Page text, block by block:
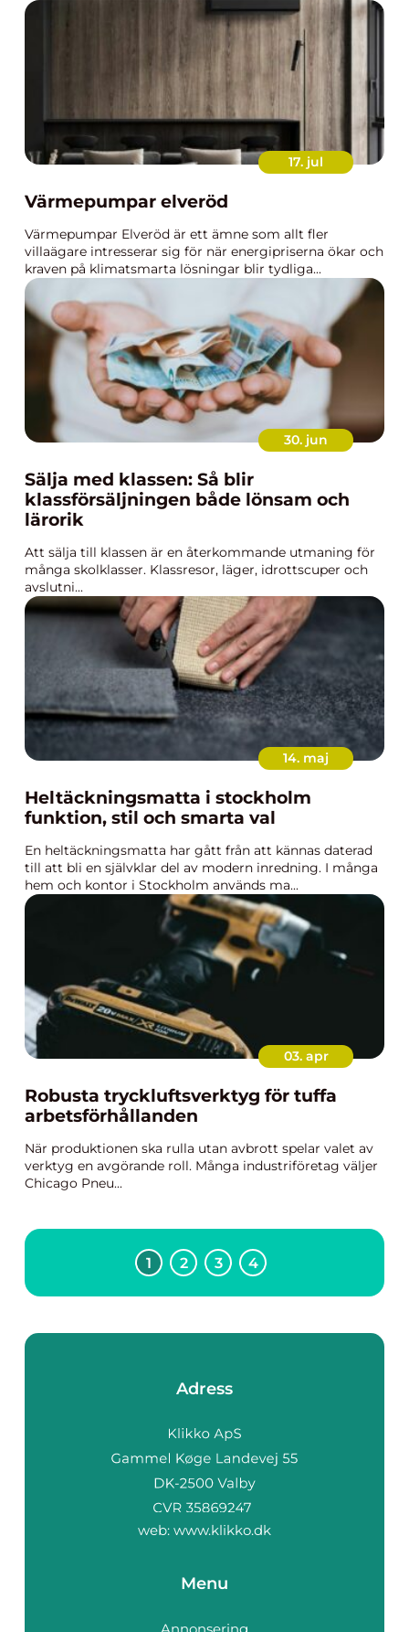
17. jul
Värmepumpar elveröd
Värmepumpar Elveröd är ett ämne som allt fler
villaägare intresserar sig för när energipriserna ökar och
kraven på klimatsmarta lösningar blir tydliga...
30. jun
Sälja med klassen: Så blir
klassförsäljningen både lönsam och
lärorik
Att sälja till klassen är en återkommande utmaning för
många skolklasser. Klassresor, läger, idrottscuper och
avslutni...
14. maj
Heltäckningsmatta i stockholm
funktion, stil och smarta val
En heltäckningsmatta har gått från att kännas daterad
till att bli en självklar del av modern inredning. I många
hem och kontor i Stockholm används ma...
03. apr
Robusta tryckluftsverktyg för tuffa
arbetsförhållanden
När produktionen ska rulla utan avbrott spelar valet av
verktyg en avgörande roll. Många industriföretag väljer
Chicago Pneu...
1 2 3 4
Adress
web: www.klikko.dk
Menu
Annonsering